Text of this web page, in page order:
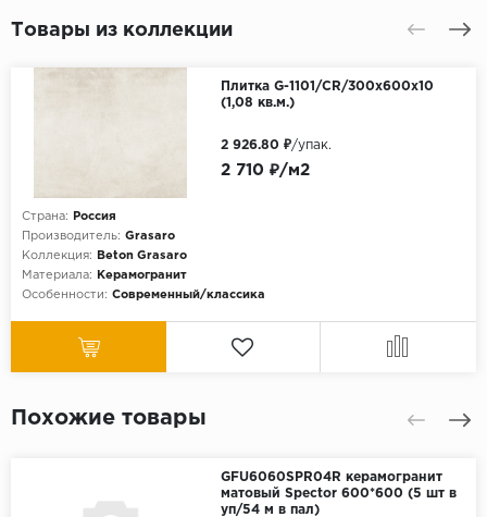
Товары из коллекции
Плитка G-1101/CR/300х600х10
(1,08 кв.м.)
Страна:
Россия
Производитель: Grasaro
Коллекция:
Beton Grasaro
Материала:
Керамогранит
Особенности: Современный/классика
2 710 ₽/м2
2 926.80 ₽/упак.
Похожие товары
GFU6060SPR04R керамогранит
матовый Spector 600*600 (5 шт в
уп/54 м в пал)